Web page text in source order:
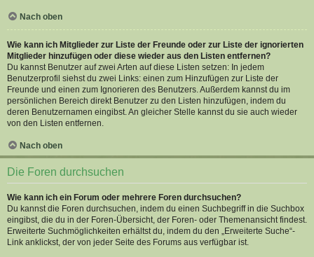
Nach oben
Wie kann ich Mitglieder zur Liste der Freunde oder zur Liste der ignorierten
Mitglieder hinzufügen oder diese wieder aus den Listen entfernen?
Du kannst Benutzer auf zwei Arten auf diese Listen setzen: In jedem
Benutzerprofil siehst du zwei Links: einen zum Hinzufügen zur Liste der
Freunde und einen zum Ignorieren des Benutzers. Außerdem kannst du im
persönlichen Bereich direkt Benutzer zu den Listen hinzufügen, indem du
deren Benutzernamen eingibst. An gleicher Stelle kannst du sie auch wieder
von den Listen entfernen.
Nach oben
Die Foren durchsuchen
Wie kann ich ein Forum oder mehrere Foren durchsuchen?
Du kannst die Foren durchsuchen, indem du einen Suchbegriff in die Suchbox
eingibst, die du in der Foren-Übersicht, der Foren- oder Themenansicht findest.
Erweiterte Suchmöglichkeiten erhältst du, indem du den „Erweiterte Suche“-
Link anklickst, der von jeder Seite des Forums aus verfügbar ist.